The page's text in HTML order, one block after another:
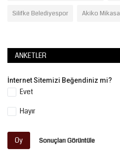
Silifke Belediyespor Akiko Mikasa
ANKETLER
İnternet Sitemizi Beğendiniz mi?
Evet
Hayır
Oy Sonuçları Görüntüle